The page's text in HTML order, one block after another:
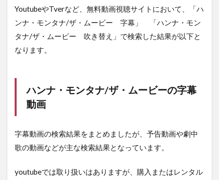
YoutubeやTverなど、無料動画視聴サイトにおいて、「ハ
ンナ・モンタナ/ザ・ムービー 字幕」 「ハンナ・モン
タナ/ザ・ムービー 吹き替え」で検索した結果が以下と
なります。
ハンナ・モンタナ/ザ・ムービーの字幕
動画
字幕動画の検索結果をまとめましたが、予告動画や劇中
歌の動画などが主な検索結果となっています。
youtubeでは取り扱いはありますが、購入またはレンタル